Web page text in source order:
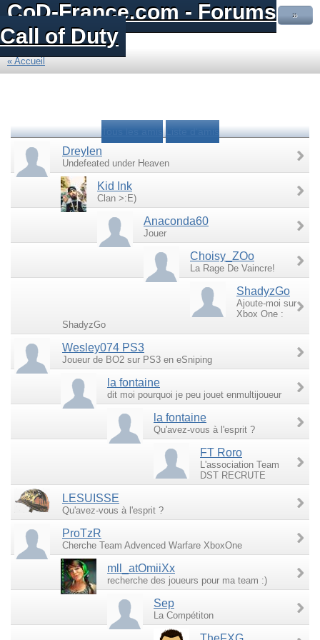
CoD-France.com - Forums
Call of Duty
»
« Accueil
Tous les amis Liste d'amis
Dreylen
Undefeated under Heaven
Kid Ink
Clan >:E)
Anaconda60
Jouer
Choisy_ZOo
La Rage De Vaincre!
ShadyzGo
Ajoute-moi sur
Xbox One :
ShadyzGo
Wesley074 PS3
Joueur de BO2 sur PS3 en eSniping
la fontaine
dit moi pourquoi je peu jouet enmultijoueur
la fontaine
Qu'avez-vous à l'esprit ?
FT Roro
L'association Team
DST RECRUTE
LESUISSE
Qu'avez-vous à l'esprit ?
ProTzR
Cherche Team Advenced Warfare XboxOne
mll_atOmiiXx
recherche des joueurs pour ma team :)
Sep
La Compétiton